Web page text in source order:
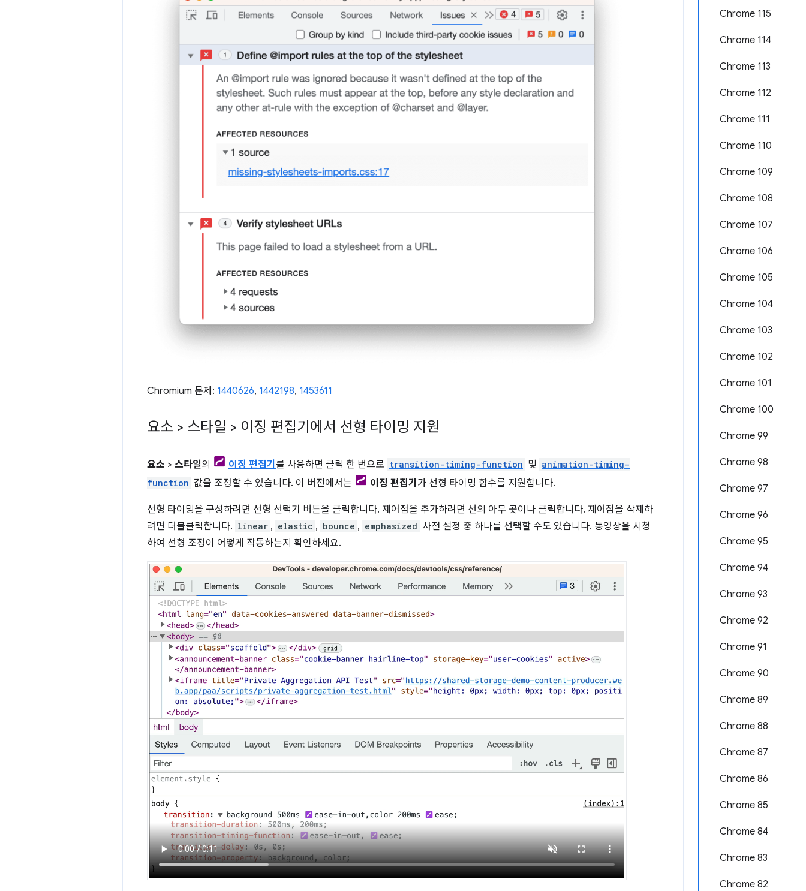
Chrome 115
Chrome 114
Chrome 113
Chrome 112
Chrome 111
Chrome 110
Chrome 109
Chrome 108
Chrome 107
Chrome 106
Chrome 105
Chrome 104
Chrome 103
Chrome 102
Chrome 101
Chrome 100
Chrome 99
Chrome 98
Chrome 97
Chrome 96
Chrome 95
Chrome 94
Chrome 93
Chrome 92
Chrome 91
Chrome 90
Chrome 89
Chrome 88
Chrome 87
Chrome 86
Chrome 85
Chrome 84
Chrome 83
Chrome 82
Chromium 문제: 1440626, 1442198, 1453611
요소 > 스타일 > 이징 편집기에서 선형 타이밍 지원
요소 > 스타일의 이징 편집기 를 사용하면 클릭 한 번으로 transition-timing-function 및 animation-timing-
function 값을 조정할 수 있습니다. 이 버전에서는 이징 편집기 가 선형 타이밍 함수를 지원합니다.
선형 타이밍을 구성하려면 선형 선택기 버튼을 클릭합니다. 제어점을 추가하려면 선의 아무 곳이나 클릭합니다. 제어점을 삭제하
려면 더블클릭합니다. linear , elastic , bounce , emphasized 사전 설정 중 하나를 선택할 수도 있습니다. 동영상을 시청
하여 선형 조정이 어떻게 작동하는지 확인하세요.